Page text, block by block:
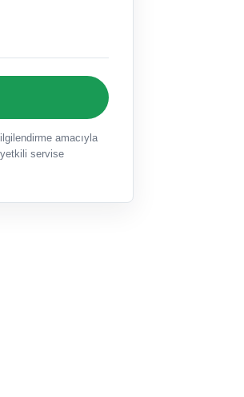
amacıyla
yetkili servise